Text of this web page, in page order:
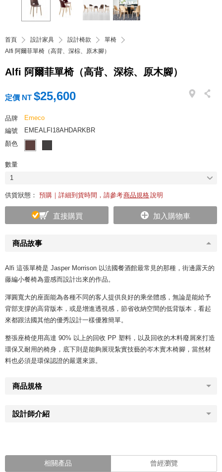
首頁 設計家具 設計椅款
單椅
Alfi 阿爾菲單椅（高背、深棕、原木腳）
Alfi 阿爾菲單椅（高背、深棕、原木腳）
商品故事
Alfi 這張單椅是 Jasper Morrison 以法國餐酒館最常見的那種，街邊露天的
藤編小餐椅為靈感而設計出來的作品。
渾圓寬大的座面能為各種不同的客人提供良好的乘坐體感，無論是能給予
背部支撐的高背版本，或是增進透視感，節省收納空間的低背版本，看起
來都跟法國其他的優秀設計一樣優雅簡單。
整張座椅使用高達 90% 以上的回收 PP 塑料，以及回收的木料廢屑來打造
環保又耐用的椅身，底下則是能夠展現紮實技藝的岑木實木椅腳，當然材
料也必須是環保認證的嚴選來源。
商品規格
設計師介紹
定價 NT $25,600
品牌
Emeco
編號
EMEALFI18AHDARKBR
顏色
數量
1
供貨狀態： 預購｜詳細到貨時間，請參考商品規格說明
直接購買 加入購物車
相關產品 曾經瀏覽